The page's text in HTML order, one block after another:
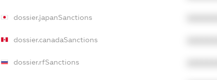
dossier.japanSanctions
dossier.canadaSanctions
dossier.rfSanctions